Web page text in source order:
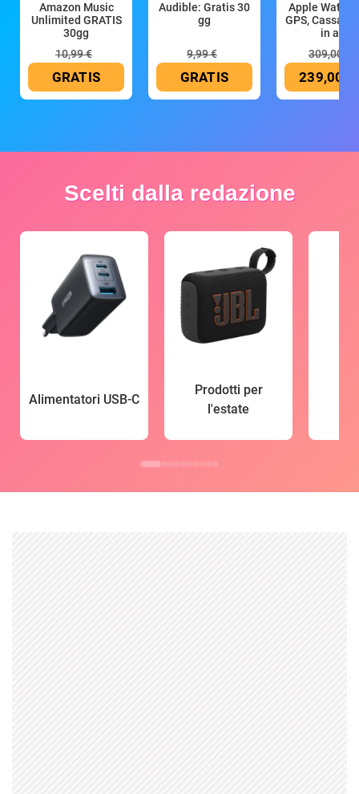
Amazon Music
Unlimited GRATIS
30gg
10,99 €
GRATIS
Audible: Gratis 30
gg
9,99 €
GRATIS
Apple Watch
GPS, Cassa
in all
309,00 €
239,00 €
Scelti dalla redazione
Alimentatori USB-C
Prodotti per
l'estate